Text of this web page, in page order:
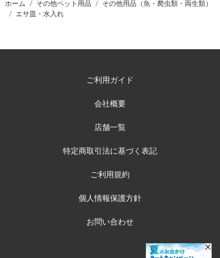
ホーム その他ペット用品
その他用品（魚・爬虫類・両生類）
エサ皿・水入れ
ご利用ガイド
会社概要
店舗一覧
特定商取引法に基づく表記
ご利用規約
個人情報保護方針
お問い合わせ